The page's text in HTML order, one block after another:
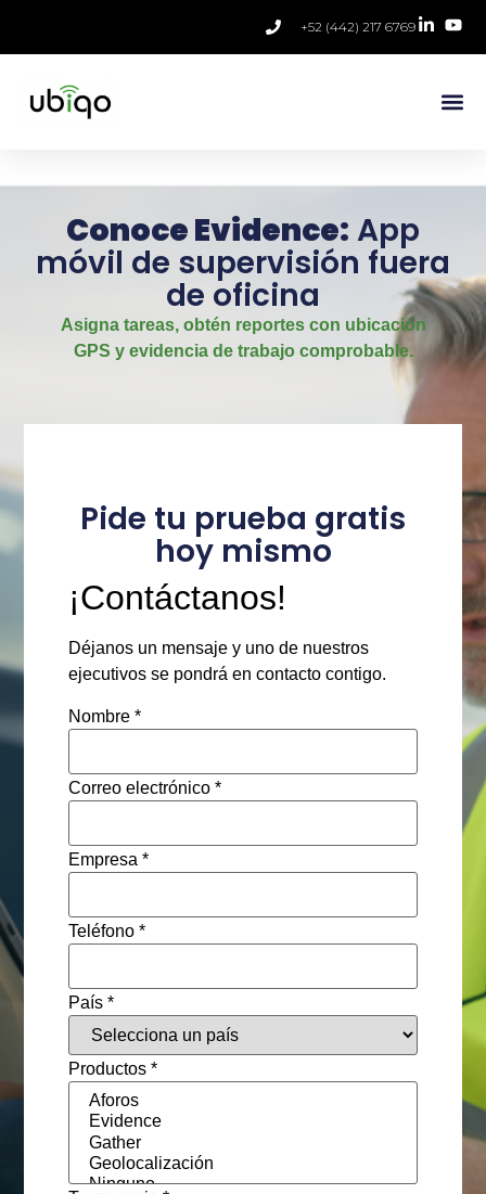
+52 (442) 217 6769
Conoce Evidence: App
móvil de supervisión fuera
de oficina
Asigna tareas, obtén reportes con ubicación
GPS y evidencia de trabajo comprobable.
Pide tu prueba gratis
hoy mismo
¡Contáctanos!
Déjanos un mensaje y uno de nuestros
ejecutivos se pondrá en contacto contigo.
Nombre *
Correo electrónico *
Empresa *
Teléfono *
País *
Productos *